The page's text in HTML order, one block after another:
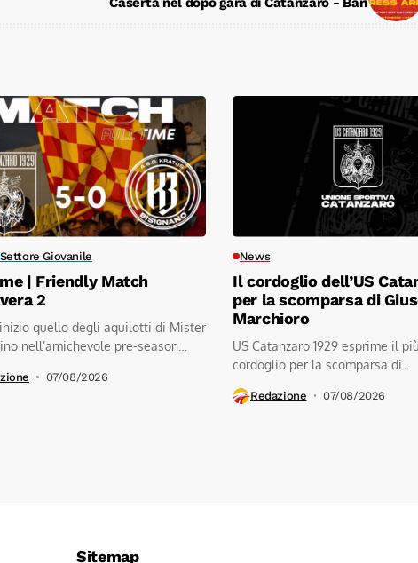
Settore Giovanile
| Friendly Match
2
quello degli aquilotti di Mister
nell’amichevole pre-season
07/08/2026
News
Il cordoglio dell’US
per la scomparsa di
Marchioro
US Catanzaro 1929 esprime il
cordoglio per la scomparsa di...
Redazione 07/08/2026
Sitemap